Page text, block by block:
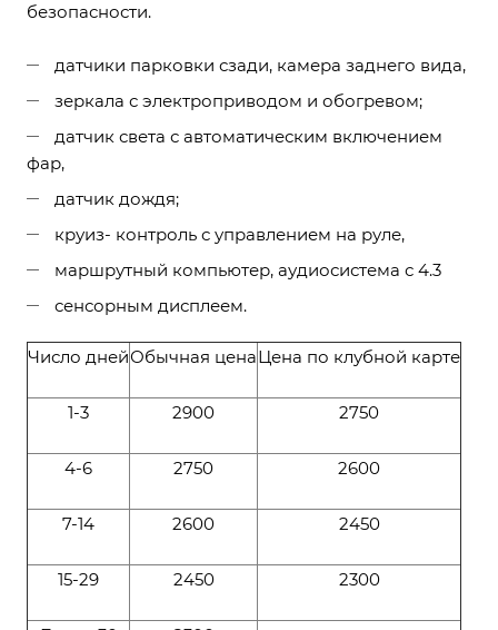
безопасности.
датчики парковки сзади, камера заднего вида,
зеркала с электроприводом и обогревом;
датчик света с автоматическим включением
фар,
датчик дождя;
круиз- контроль с управлением на руле,
маршрутный компьютер, аудиосистема с 4.3
сенсорным дисплеем.
Число днейОбычная ценаЦена по клубной карте
1-3 2900 2750
4-6 2750 2600
7-14 2600 2450
15-29 2450 2300